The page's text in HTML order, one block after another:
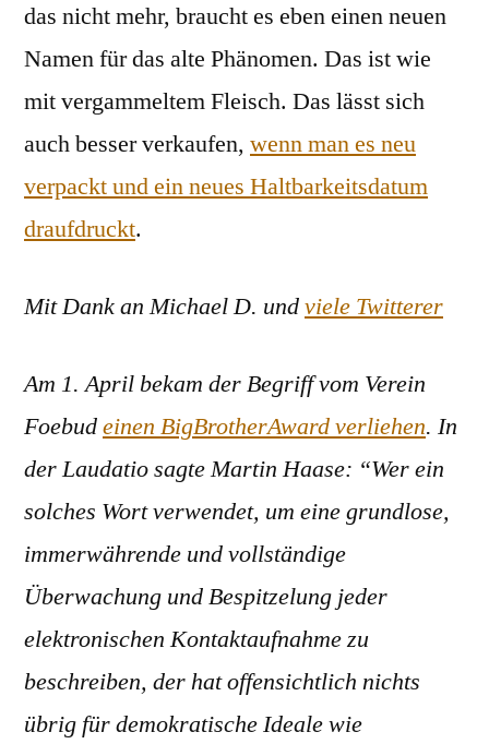
das nicht mehr, braucht es eben einen neuen
Namen für das alte Phänomen. Das ist wie
mit vergammeltem Fleisch. Das lässt sich
auch besser verkaufen, wenn man es neu
verpackt und ein neues Haltbarkeitsdatum
draufdruckt.
Mit Dank an Michael D. undviele Twitterer
Am 1. April bekam der Begriff vom Verein
Foebudeinen BigBrotherAward verliehen. In
der Laudatio sagte Martin Haase: “Wer ein
solches Wort verwendet, um eine grundlose,
immerwährende und vollständige
Überwachung und Bespitzelung jeder
elektronischen Kontaktaufnahme zu
beschreiben, der hat offensichtlich nichts
übrig für demokratische Ideale wie